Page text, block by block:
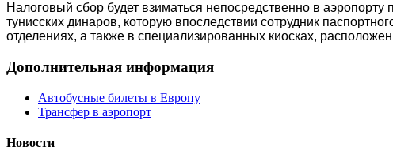
Налоговый сбор будет взиматься непосредственно в
тунисских динаров, которую впоследствии сотрудник
отделениях, а также в специализированных киосках,
Дополнительная информация
Автобусные билеты в Европу
Трансфер в аэропорт
Новости